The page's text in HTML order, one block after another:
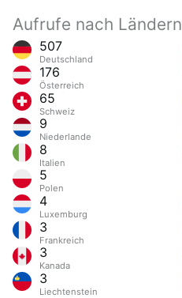
Aufrufe nach Ländern
507
Deutschland
176
Österreich
65
Schweiz
9
Niederlande
8
Italien
5
Polen
4
Luxemburg
3
Frankreich
3
Kanada
3
Liechtenstein